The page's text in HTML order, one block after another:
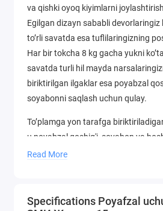
va qishki oyoq kiyimlarni
Egilgan dizayn sababli devorlaringiz
to’rli savatda esa tuflilaringizning
Har bir tokcha 8 kg gacha yukni
savatda turli hil mayda
biriktirilgan ilgaklar esa poyabzal
soyabonni saqlash uchun qulay.
To’plamga yon tarafga
u poyabzal qoshig'i, soyabon va
saqlashga imkon beradi.
poyabzal etajerkasini olib yurish
Read More
Specifications Poyafzal